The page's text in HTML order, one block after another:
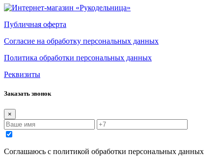
Публичная оферта
Согласие на обработку персональных данных
Политика обработки персональных данных
Реквизиты
Заказать звонок
×
Соглашаюсь с политикой обработки персональных данных